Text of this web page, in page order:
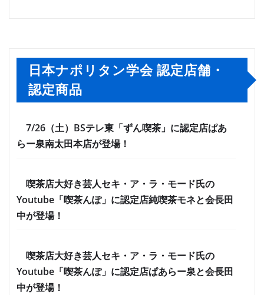
日本ナポリタン学会 認定店舗・
認定商品
7/26（土）BSテレ東「ずん喫茶」に認定店ぱあ
らー泉南太田本店が登場！
喫茶店大好き芸人セキ・ア・ラ・モード氏の
Youtube「喫茶んぽ」に認定店純喫茶モネと会長田
中が登場！
喫茶店大好き芸人セキ・ア・ラ・モード氏の
Youtube「喫茶んぽ」に認定店ぱあらー泉と会長田
中が登場！